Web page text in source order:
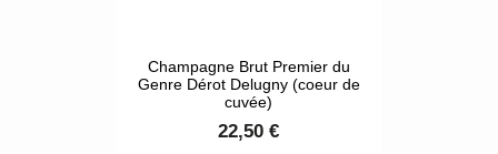
Champagne Brut Premier du
Genre Dérot Delugny (coeur de
cuvée)
22,50 €